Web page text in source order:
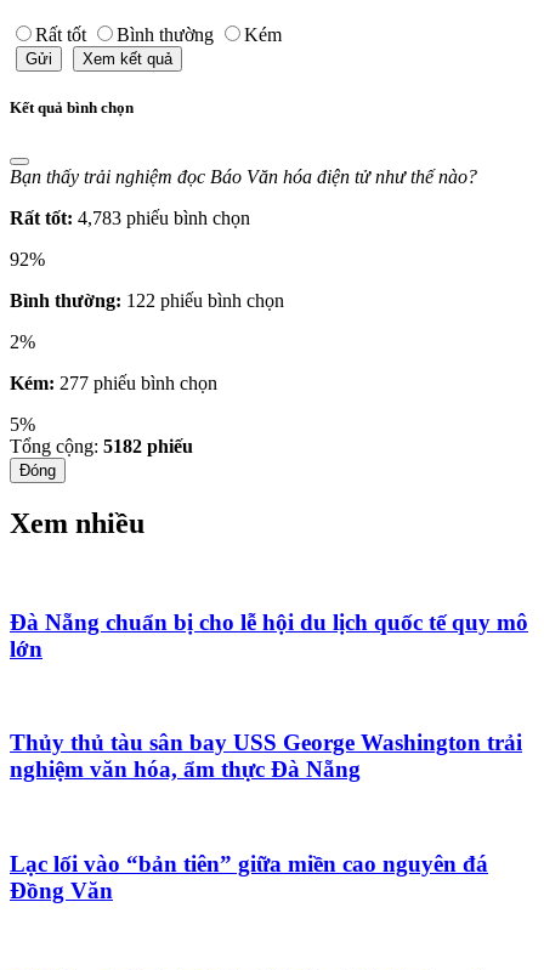
Rất tốt Bình thường Kém
Gửi Xem kết quả
Kết quả bình chọn
Bạn thấy trải nghiệm đọc Báo Văn hóa điện tử như thế nào?
Rất tốt: 4,783 phiếu bình chọn
92%
Bình thường: 122 phiếu bình chọn
2%
Kém: 277 phiếu bình chọn
5%
Tổng cộng: 5182 phiếu
Đóng
Xem nhiều
Đà Nẵng chuẩn bị cho lễ hội du lịch quốc tế quy mô
lớn
Thủy thủ tàu sân bay USS George Washington trải
nghiệm văn hóa, ẩm thực Đà Nẵng
Lạc lối vào “bản tiên” giữa miền cao nguyên đá
Đồng Văn